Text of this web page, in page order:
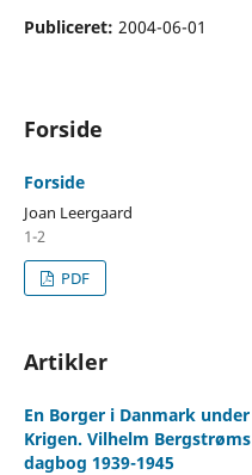
Publiceret: 2004-06-01
Forside
Forside
Joan Leergaard
1-2
PDF
Artikler
En Borger i Danmark under
Krigen. Vilhelm Bergstrøms
dagbog 1939-1945